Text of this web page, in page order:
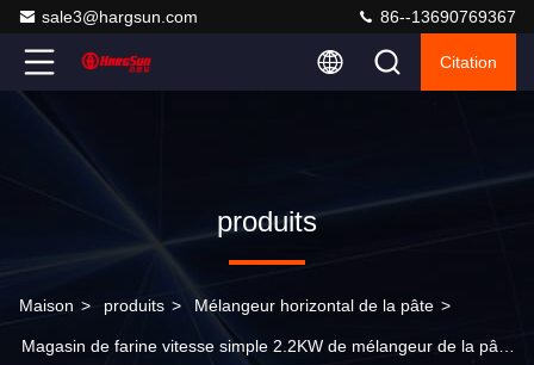
sale3@hargsun.com 86--13690769367
Citation
produits
Maison > produits > Mélangeur horizontal de la pâte >
Magasin de farine vitesse simple 2.2KW de mélangeur de la pâte